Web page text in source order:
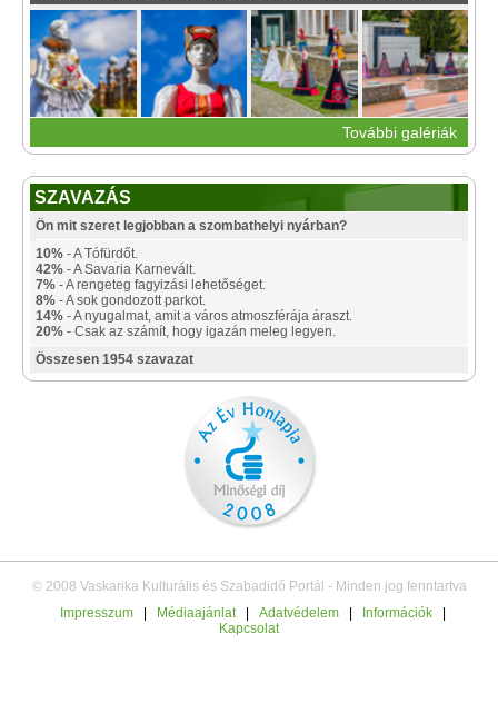
További galériák
SZAVAZÁS
Ön mit szeret legjobban a szombathelyi nyárban?
10% - A Tófürdőt.
42% - A Savaria Karnevált.
7% - A rengeteg fagyizási lehetőséget.
8% - A sok gondozott parkot.
14% - A nyugalmat, amit a város atmoszférája áraszt.
20% - Csak az számít, hogy igazán meleg legyen.
Összesen 1954 szavazat
© 2008 Vaskarika Kulturális és Szabadidő Portál - Minden jog fenntartva
Impresszum
Médiaajánlat Adatvédelem Információk
Kapcsolat